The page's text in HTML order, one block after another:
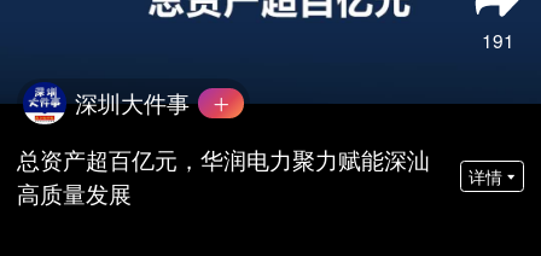
191
深圳大件事
总资产超百亿元，华润电力聚力赋能深汕
高质量发展
详情